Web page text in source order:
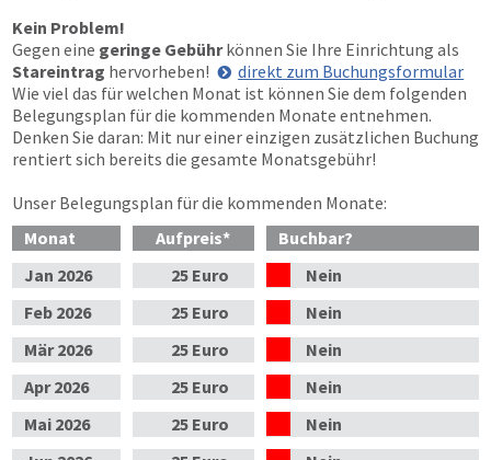
Kein Problem!
Gegen eine geringe Gebührkönnen Sie Ihre Einrichtung als
Stareintrag hervorheben!
direkt zum Buchungsformular
Wie viel das für welchen Monat ist können Sie dem folgenden
Belegungsplan für die kommenden Monate entnehmen.
Denken Sie daran: Mit nur einer einzigen zusätzlichen Buchung
rentiert sich bereits die gesamte Monatsgebühr!
Unser Belegungsplan für die kommenden Monate:
Monat
Aufpreis*
Buchbar?
Jan 2026 25 Euro
Nein
Feb 2026 25 Euro
Nein
Mär2026 25 Euro
Nein
Apr2026 25 Euro
Nein
Mai 2026 25 Euro
Nein